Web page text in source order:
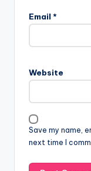
Email *
Website
Save my name,
next time I